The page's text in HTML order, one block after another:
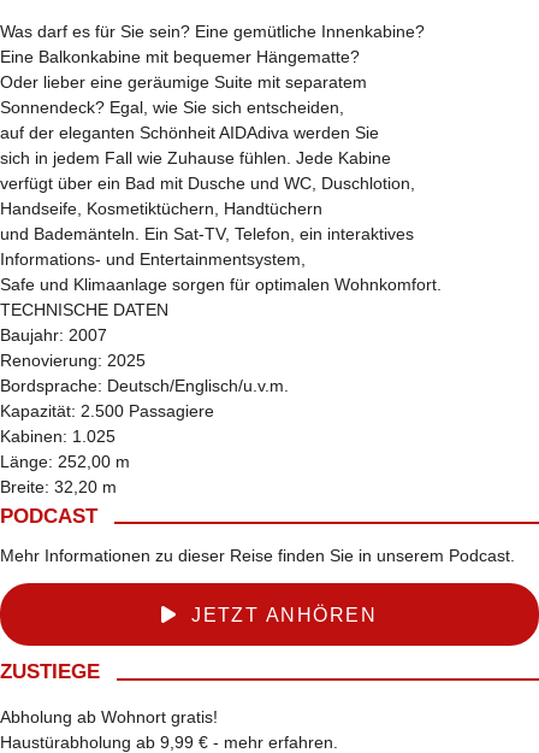
Was darf es für Sie sein? Eine gemütliche Innenkabine?
Eine Balkonkabine mit bequemer Hängematte?
Oder lieber eine geräumige Suite mit separatem
Sonnendeck? Egal, wie Sie sich entscheiden,
auf der eleganten Schönheit AIDAdiva werden Sie
sich in jedem Fall wie Zuhause fühlen. Jede Kabine
verfügt über ein Bad mit Dusche und WC, Duschlotion,
Handseife, Kosmetiktüchern, Handtüchern
und Bademänteln. Ein Sat-TV, Telefon, ein interaktives
Informations- und Entertainmentsystem,
Safe und Klimaanlage sorgen für optimalen Wohnkomfort.
TECHNISCHE DATEN
Baujahr: 2007
Renovierung: 2025
Bordsprache: Deutsch/Englisch/u.v.m.
Kapazität: 2.500 Passagiere
Kabinen: 1.025
Länge: 252,00 m
Breite: 32,20 m
PODCAST
Mehr Informationen zu dieser Reise finden Sie in unserem Podcast.
JETZT ANHÖREN
ZUSTIEGE
Abholung ab Wohnort gratis!
Haustürabholung ab 9,99 € - mehr erfahren